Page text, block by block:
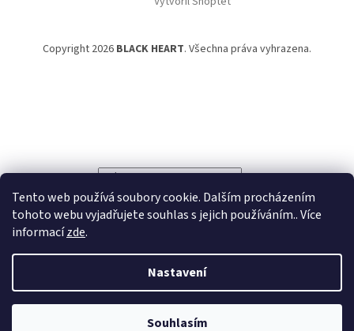
Tento web používá soubory cookie. Dalším procházením
tohoto webu vyjadřujete souhlas s jejich používáním.. Více
informacízde.
Nastavení
Souhlasím
Copyright 2026 BLACK HEART. Všechna práva vyhrazena.
Powered by Translate